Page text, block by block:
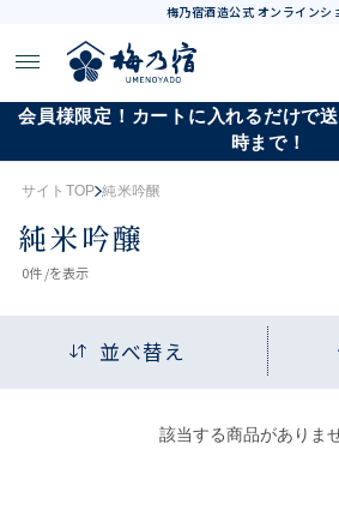
梅乃宿酒造公式 オンラインシ
会員様限定！カートに入れるだけで
時まで！
サイトTOP 純米吟醸
純米吟醸
0件 /を表示
並べ替え
該当する商品がありま